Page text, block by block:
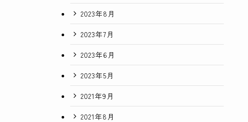
2023年8月
2023年7月
2023年6月
2023年5月
2021年9月
2021年8月